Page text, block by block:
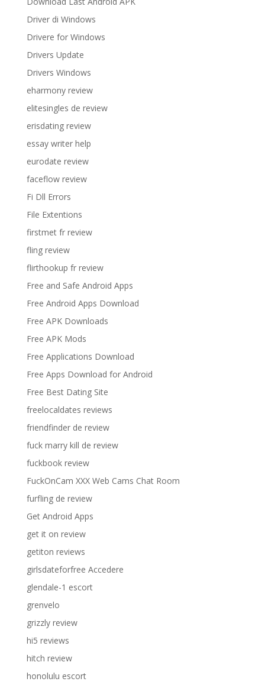
Driver di Windows
Drivere for Windows
Drivers Update
Drivers Windows
eharmony review
elitesingles de review
erisdating review
essay writer help
eurodate review
faceflow review
Fi Dll Errors
File Extentions
firstmet fr review
fling review
flirthookup fr review
Free and Safe Android Apps
Free Android Apps Download
Free APK Downloads
Free APK Mods
Free Applications Download
Free Apps Download for Android
Free Best Dating Site
freelocaldates reviews
friendfinder de review
fuck marry kill de review
fuckbook review
FuckOnCam XXX Web Cams Chat Room
furfling de review
Get Android Apps
get it on review
getiton reviews
girlsdateforfree Accedere
glendale-1 escort
grenvelo
grizzly review
hi5 reviews
hitch review
honolulu escort